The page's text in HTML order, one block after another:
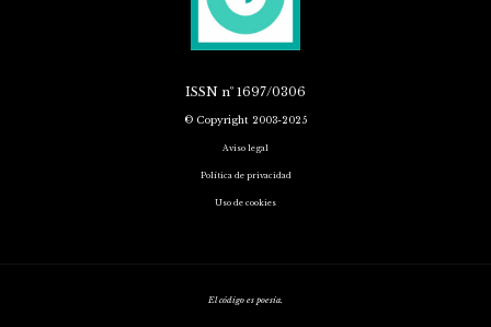
ISSN nº 1697/0306
© Copyright 2003-2025
Aviso legal
Política de privacidad
Uso de cookies
El código es poesía.